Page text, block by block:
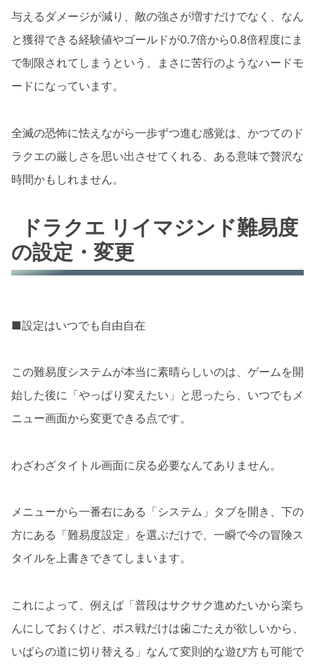
与えるダメージが減り、敵の強さが増すだけでなく、なん
と獲得できる経験値やゴールドが0.7倍から0.8倍程度にま
で制限されてしまうという、まさに苦行のようなハードモ
ードになっています。
全滅の恐怖に怯えながら一歩ずつ進む感覚は、かつてのド
ラクエの厳しさを思い出させてくれる、ある意味で贅沢な
時間かもしれません。
ドラクエ リイマジンド難易度
の設定・変更
■設定はいつでも自由自在
この難易度システムが本当に素晴らしいのは、ゲームを開
始した後に「やっぱり変えたい」と思ったら、いつでもメ
ニュー画面から変更できる点です。
わざわざタイトル画面に戻る必要なんてありません。
メニューから一番右にある「システム」タブを開き、下の
方にある「難易度設定」を選ぶだけで、一瞬で今の冒険ス
タイルを上書きできてしまいます。
これによって、例えば「普段はサクサク進めたいから楽ち
んにしておくけど、ボス戦だけは歯ごたえが欲しいから、
いばらの道に切り替える」なんて変則的な遊び方も可能で